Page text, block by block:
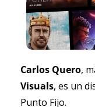
Carlos Quero,
Visuals, es un
Punto Fijo.